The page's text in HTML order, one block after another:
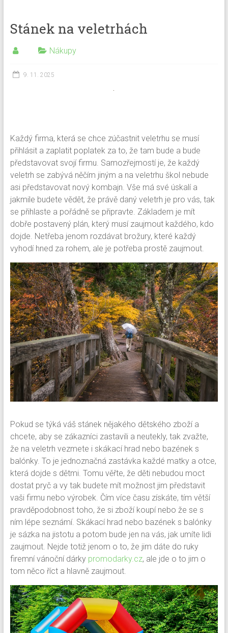
Stánek na veletrhách
Nákupy
9. 11. 2025
Každý firma, která se chce zúčastnit veletrhu se musí
přihlásit a zaplatit poplatek za to, že tam bude a bude
představovat svojí firmu. Samozřejmostí je, že každý
veletrh se zabývá něčím jiným a na veletrhu škol nebude
asi představovat nový kombajn. Vše má své úskalí a
jakmile budete vědět, že právě daný veletrh je pro vás, tak
se přihlaste a pořádně se připravte. Základem je mít
dobře postavený plán, který musí zaujmout každého, kdo
dojde. Netřeba jenom rozdávat brožury, které každý
vyhodí hned za rohem, ale je potřeba prostě zaujmout.
Pokud se týká váš stánek nějakého dětského zboží a
chcete, aby se zákazníci zastavili a neutekly, tak zvažte,
že na veletrh vezmete i skákací hrad nebo bazének s
balónky. To je jednoznačná zastávka každé matky a otce,
která dojde s dětmi. Tomu věřte, že děti nebudou moct
dostat pryč a vy tak budete mít možnost jim představit
vaši firmu nebo výrobek. Čím více času získáte, tím větší
pravděpodobnost toho, že si zboží koupí nebo že se s
ním lépe seznámí. Skákací hrad nebo bazének s balónky
je sázka na jistotu a potom bude jen na vás, jak umíte lidi
zaujmout. Nejde totiž jenom o to, že jim dáte do ruky
firemní vánoční dárky promodarky.cz, ale jde o to jim o
tom něco říct a hlavně zaujmout.